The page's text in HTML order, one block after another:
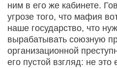
ним в его же кабинете.
угрозе того, что мафия
наше государство, что
вырабатывать союзную
организационной
его пустой взгляд: не